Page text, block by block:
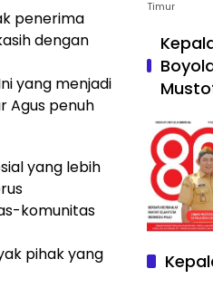
penerima
dengan
yang menjadi
Agus penuh
yang lebih
komunitas
pihak yang
Timur